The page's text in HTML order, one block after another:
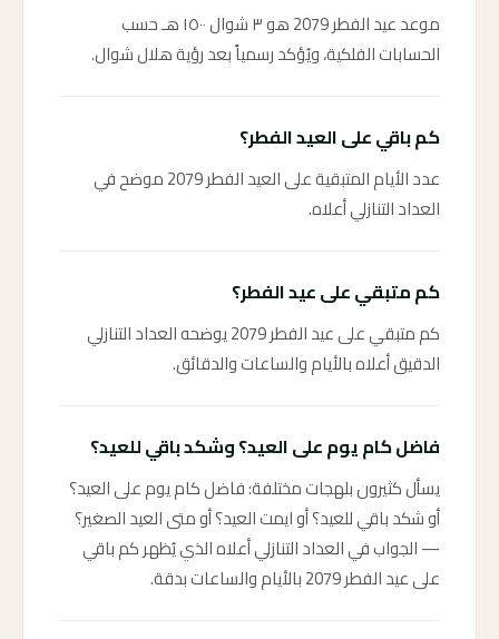
موعد عيد الفطر 2079 هو ٣ شوال ١٥٠٠ هـ حسب
الحسابات الفلكية، ويُؤكد رسمياً بعد رؤية هلال شوال.
كم باقي على العيد الفطر؟
عدد الأيام المتبقية على العيد الفطر 2079 موضح في
العداد التنازلي أعلاه.
كم متبقي على عيد الفطر؟
كم متبقي على عيد الفطر 2079 يوضحه العداد التنازلي
الدقيق أعلاه بالأيام والساعات والدقائق.
فاضل كام يوم على العيد؟ وشكد باقي للعيد؟
يسأل كثيرون بلهجات مختلفة: فاضل كام يوم على العيد؟
أو شكد باقي للعيد؟ أو ايمت العيد؟ أو متى العيد الصغير؟
— الجواب في العداد التنازلي أعلاه الذي يُظهر كم باقي
على عيد الفطر 2079 بالأيام والساعات بدقة.